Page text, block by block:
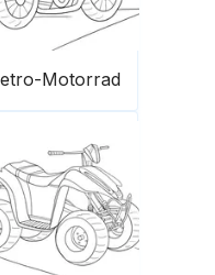
Motorrad